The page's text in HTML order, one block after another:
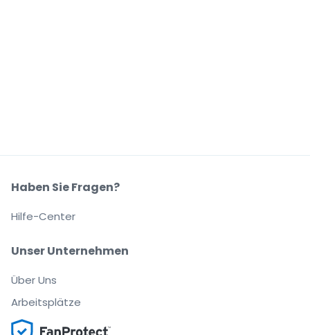
Unser Unternehmen
Über Uns
Arbeitsplätze
Haben Sie Fragen?
Hilfe-Center